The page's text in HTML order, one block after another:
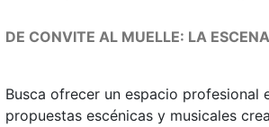
DE CONVITE AL MUELLE: LA
Busca ofrecer un espacio profesional
propuestas escénicas y musicales